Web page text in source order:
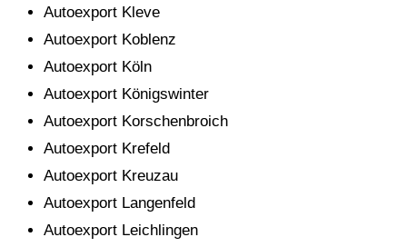
Autoexport Kleve
Autoexport Koblenz
Autoexport Köln
Autoexport Königswinter
Autoexport Korschenbroich
Autoexport Krefeld
Autoexport Kreuzau
Autoexport Langenfeld
Autoexport Leichlingen